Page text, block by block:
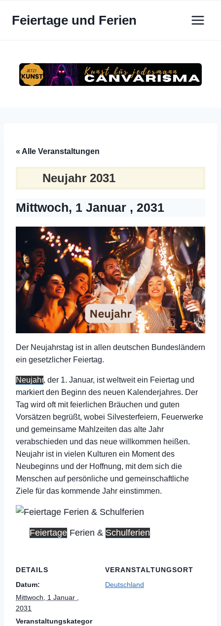
InhaltFeiertage und Ferien
« Alle Veranstaltungen
Neujahr 2031
Mittwoch, 1 Januar , 2031
Der Neujahrstag ist in allen deutschen Bundesländern
ein gesetzlicher Feiertag.
Neujahr, der 1. Januar, ist weltweit ein Feiertag und
markiert den Beginn des neuen Kalenderjahres. Der
Tag wird oft mit feierlichen Bräuchen und guten
Vorsätzen begrüßt, wobei Silvesterfeiern, Feuerwerke
und gemeinsame Mahlzeiten das alte Jahr
verabschieden und das neue willkommen heißen.
Neujahr ist in vielen Kulturen ein Moment des
Neubeginns und der Hoffnung, mit dem sich die
Menschen auf persönliche und gemeinschaftliche
Ziele für das kommende Jahr einstimmen.
Feiertage Ferien & Schulferien
DETAILS
Datum:
Mittwoch, 1 Januar ,
2031
Veranstaltungskategor
VERANSTALTUNGSORT
Deutschland